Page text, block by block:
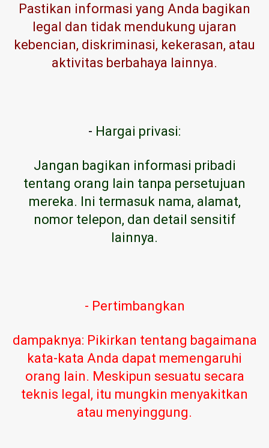
Pastikan informasi yang Anda bagikan
legal dan tidak mendukung ujaran
kebencian, diskriminasi, kekerasan, atau
aktivitas berbahaya lainnya.
- Hargai privasi:
Jangan bagikan informasi pribadi
tentang orang lain tanpa persetujuan
mereka. Ini termasuk nama, alamat,
nomor telepon, dan detail sensitif
lainnya.
- Pertimbangkan
dampaknya: Pikirkan tentang bagaimana
kata-kata Anda dapat memengaruhi
orang lain. Meskipun sesuatu secara
teknis legal, itu mungkin menyakitkan
atau menyinggung.